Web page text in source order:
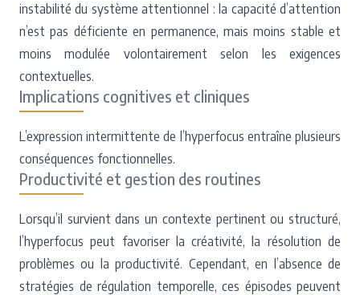
instabilité du système attentionnel : la capacité d’attention
n’est pas déficiente en permanence, mais moins stable et
moins modulée volontairement selon les exigences
contextuelles.
Implications cognitives et cliniques
L’expression intermittente de l’hyperfocus entraîne plusieurs
conséquences fonctionnelles.
Productivité et gestion des routines
Lorsqu’il survient dans un contexte pertinent ou structuré,
l’hyperfocus peut favoriser la créativité, la résolution de
problèmes ou la productivité. Cependant, en l’absence de
stratégies de régulation temporelle, ces épisodes peuvent